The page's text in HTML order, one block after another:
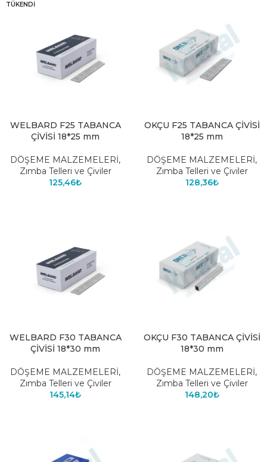
TÜKENDI
WELBARD F25 TABANCA
ÇİVİSİ 18*25 mm
DÖŞEME MALZEMELERİ,
Zımba Telleri ve Çiviler
125,46₺
OKÇU F25 TABANCA ÇİVİSİ
18*25 mm
DÖŞEME MALZEMELERİ,
Zımba Telleri ve Çiviler
128,36₺
WELBARD F30 TABANCA
ÇİVİSİ 18*30 mm
DÖŞEME MALZEMELERİ,
Zımba Telleri ve Çiviler
145,14₺
OKÇU F30 TABANCA ÇİVİSİ
18*30 mm
DÖŞEME MALZEMELERİ,
Zımba Telleri ve Çiviler
148,20₺